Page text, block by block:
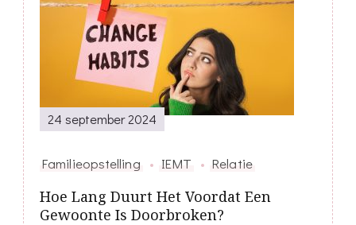
24 september 2024
Familieopstelling IEMT Relatie
Hoe Lang Duurt Het Voordat Een
Gewoonte Is Doorbroken?